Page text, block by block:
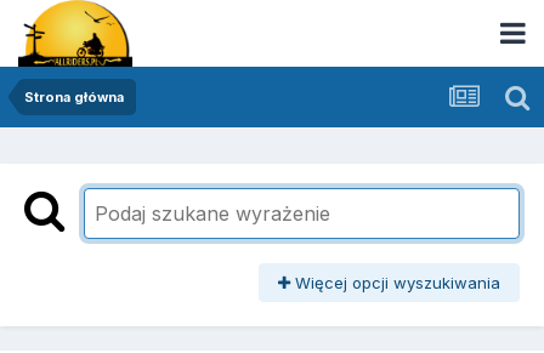
Strona główna
Więcej opcji wyszukiwania